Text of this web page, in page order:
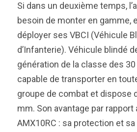
Si dans un deuxième temps,
besoin de monter en gamme,
déployer ses VBCI (Véhicule
d’Infanterie). Véhicule blindé
génération de la classe des
capable de transporter en
groupe de combat et dispose
mm. Son avantage par rapport
AMX10RC : sa protection et